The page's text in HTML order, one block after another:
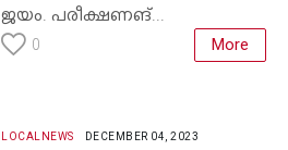
ജയം. പരീക്ഷണങ്...
0 More
LOCALNEWS DECEMBER 04, 2023